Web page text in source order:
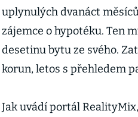
uplynulých dvanáct
zájemce o hypotéku. Ten
desetinu bytu ze svého.
korun, letos s přehledem
Jak uvádí portál